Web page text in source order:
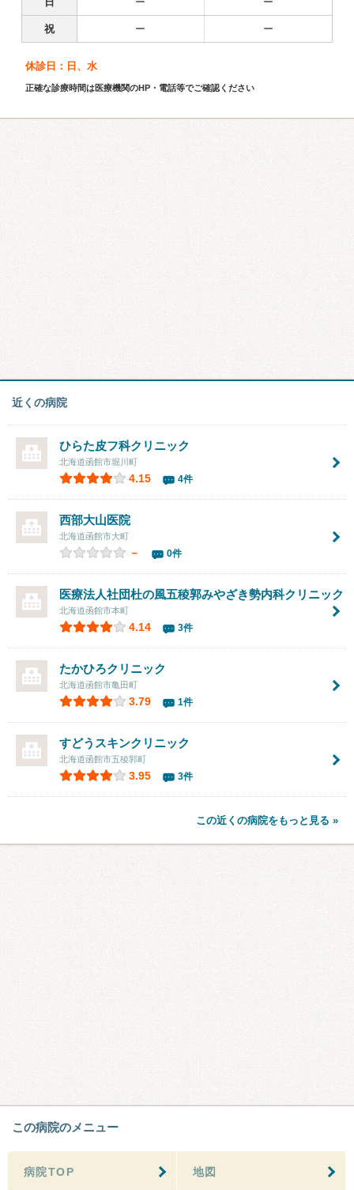
祝 ー ー
休診日：日、水
正確な診療時間は医療機関のHP・電話等でご確認ください
近くの病院
ひらた皮フ科クリニック
北海道函館市堀川町
4.15 4件
西部大山医院
北海道函館市大町
－ 0件
医療法人社団杜の風五稜郭みやざき勢内科クリニック
北海道函館市本町
4.14 3件
たかひろクリニック
北海道函館市亀田町
3.79 1件
すどうスキンクリニック
北海道函館市五稜郭町
3.95 3件
この近くの病院をもっと見る »
この病院のメニュー
病院TOP 地図